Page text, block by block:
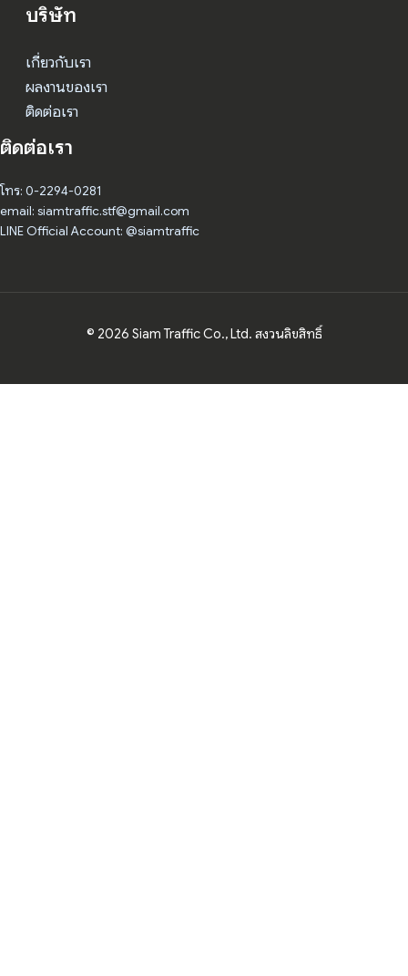
บริษัท
เกี่ยวกับเรา
ผลงานของเรา
ติดต่อเรา
ติดต่อเรา
โทร: 0-2294-0281
email: siamtraffic.stf@gmail.com
LINE Official Account: @siamtraffic
© 2026 Siam Traffic Co., Ltd. สงวนลิขสิทธิ์